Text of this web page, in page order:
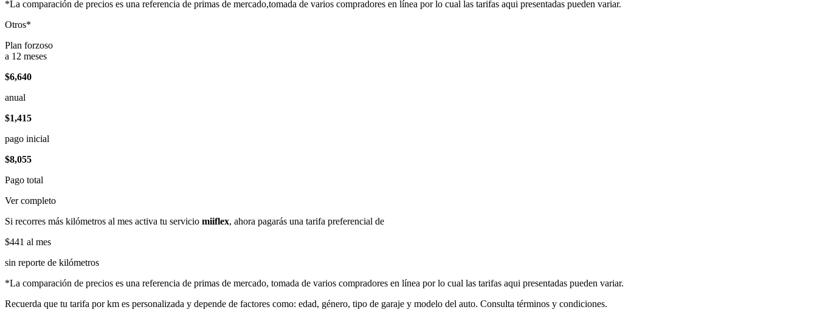
*La comparación de precios es una referencia de primas de mercado,tomada de varios compradores en línea por lo cual las tarifas aqui presentadas pueden variar.
Otros*
Plan forzoso
a 12 meses
$6,640
anual
$1,415
pago inicial
$8,055
Pago total
Ver completo
Si recorres más kilómetros al mes activa tu servicio miiflex, ahora pagarás una tarifa preferencial de
$441 al mes
sin reporte de kilómetros
*La comparación de precios es una referencia de primas de mercado, tomada de varios compradores en línea por lo cual las tarifas aqui presentadas pueden variar.
Recuerda que tu tarifa por km es personalizada y depende de factores como: edad, género, tipo de garaje y modelo del auto. Consulta términos y condiciones.